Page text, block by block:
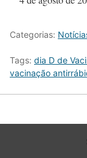
Categorias:
Tags: dia D de
vacinação